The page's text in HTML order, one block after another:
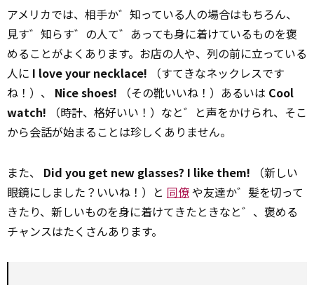
アメリカでは、相手か゛知っている人の場合はもちろん、
見す゛知らす゛の人て゛あっても身に着けているものを褒
めることがよくあります。お店の人や、列の前に立っている
人に I love your necklace! （すてきなネックレスです
ね！）、 Nice shoes! （その靴いいね！）あるいは Cool
watch! （時計、格好いい！）なと゛と声をかけられ、そこ
から会話が始まることは珍しくありません。
また、 Did you get new glasses? I like them! （新しい
眼鏡にしました？いいね！）と 同僚や友達か゛髪を切って
きたり、新しいものを身に着けてきたときなと゛、褒める
チャンスはたくさんあります。